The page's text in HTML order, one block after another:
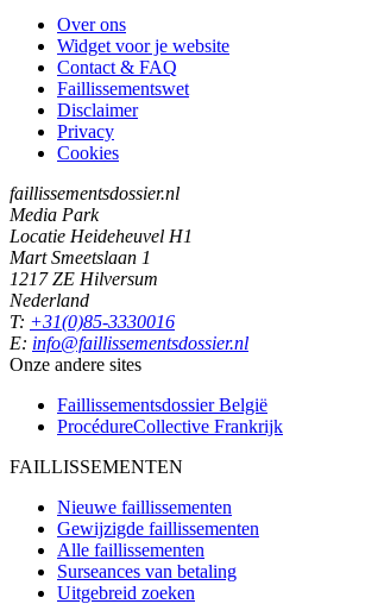
Over ons
Widget voor je website
Contact & FAQ
Faillissementswet
Disclaimer
Privacy
Cookies
faillissementsdossier.nl
Media Park
Locatie Heideheuvel H1
Mart Smeetslaan 1
1217 ZE Hilversum
Nederland
T: +31(0)85-3330016
E: info@faillissementsdossier.nl
Onze andere sites
Faillissementsdossier België
ProcédureCollective Frankrijk
FAILLISSEMENTEN
Nieuwe faillissementen
Gewijzigde faillissementen
Alle faillissementen
Surseances van betaling
Uitgebreid zoeken